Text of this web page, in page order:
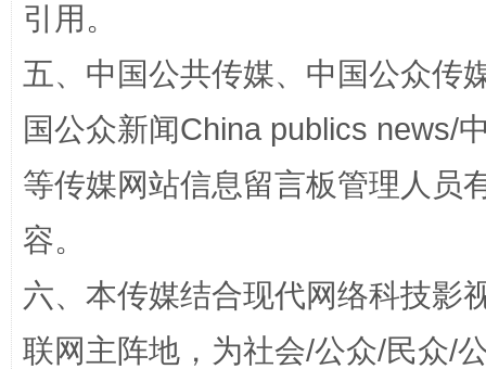
引用。
五、中国公共传媒、中国公众传
国公众新闻China publics news/
等传媒网站信息留言板管理人员
容。
六、本传媒结合现代网络科技影
联网主阵地，为社会/公众/民众/